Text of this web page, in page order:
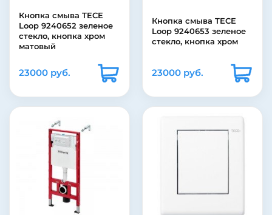
Кнопка смыва TECE
Loop 9240652 зеленое
стекло, кнопка хром
матовый
23000 руб.
Кнопка смыва TECE
Loop 9240653 зеленое
стекло, кнопка хром
23000 руб.